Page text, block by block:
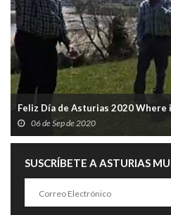
Feliz Día de Asturias 2020 Where
06 de Sep de 2020
SUSCRÍBETE A ASTURIAS